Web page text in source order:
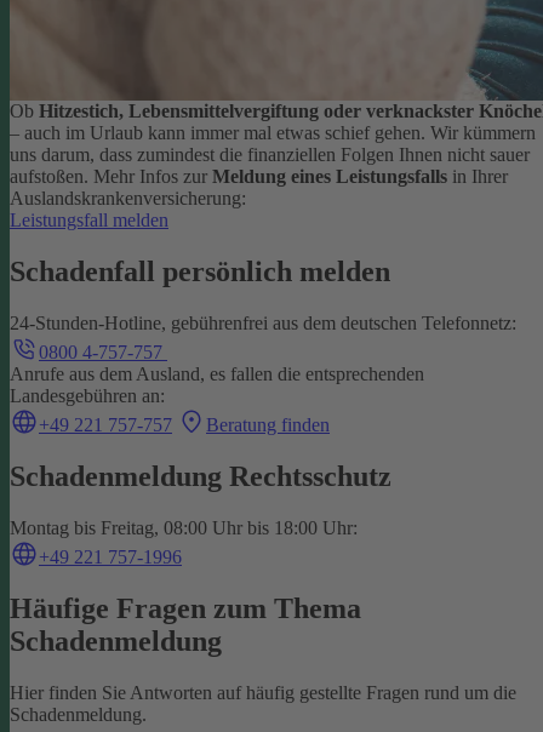
Ob Hitzestich, Lebensmittelvergiftung oder verknackster
– auch im Urlaub kann immer mal etwas schief gehen. Wir kümmern
uns darum, dass zumindest die finanziellen Folgen Ihnen nicht sauer
aufstoßen. Mehr Infos zur Meldung eines Leistungsfalls in Ihrer
Auslandskrankenversicherung:
Leistungsfall melden
Schadenfall persönlich melden
24-Stunden-Hotline, gebührenfrei aus dem deutschen Telefonnetz:
0800 4-757-757
Anrufe aus dem Ausland, es fallen die entsprechenden
Landesgebühren an:
+49 221 757-757
Beratung finden
Schadenmeldung Rechtsschutz
Montag bis Freitag, 08:00 Uhr bis 18:00 Uhr:
+49 221 757-1996
Häufige Fragen zum Thema
Schadenmeldung
Hier finden Sie Antworten auf häufig gestellte Fragen rund um die
Schadenmeldung.